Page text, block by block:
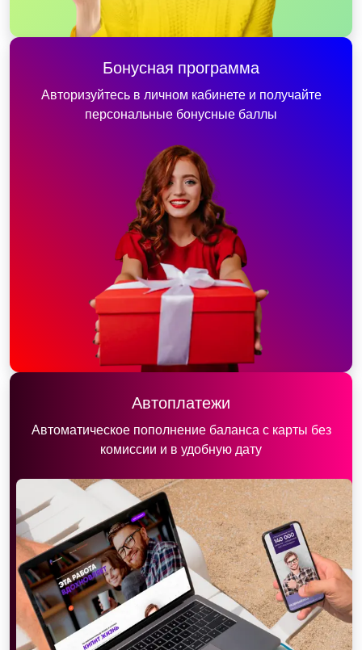
Бонусная программа
Авторизуйтесь в личном кабинете и получайте
персональные бонусные баллы
Автоплатежи
Автоматическое пополнение баланса с карты без
комиссии и в удобную дату